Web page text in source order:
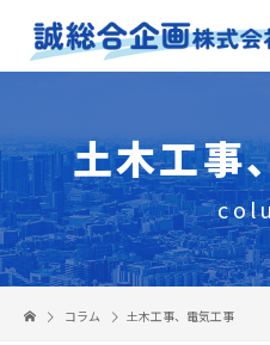
土木工事
コラム 土木工事、 電気工事